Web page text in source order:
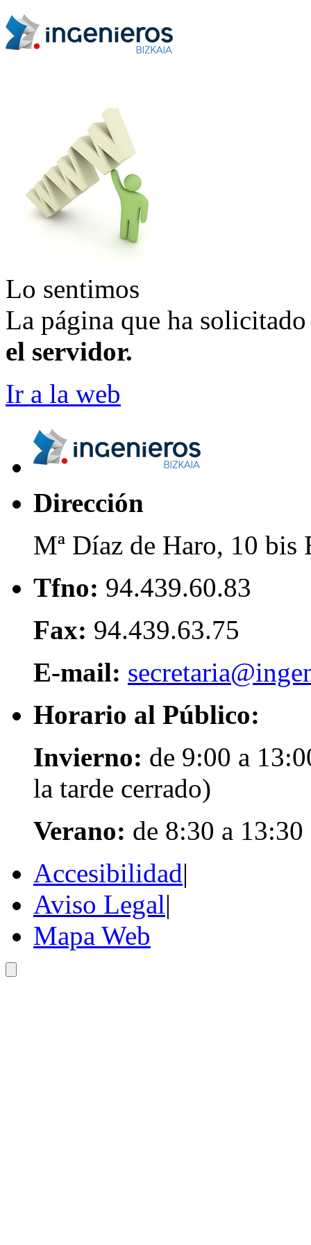
Lo sentimos
La página que ha
el servidor.
Ir a la web
Dirección
Mª Díaz de Haro, 10
Tfno: 94.439.60.83
Fax: 94.439.63.75
E-mail:
Horario al Público:
Invierno: de 9:00 a
la tarde cerrado)
Verano: de 8:30 a 13:30
Accesibilidad|
Aviso Legal|
Mapa Web